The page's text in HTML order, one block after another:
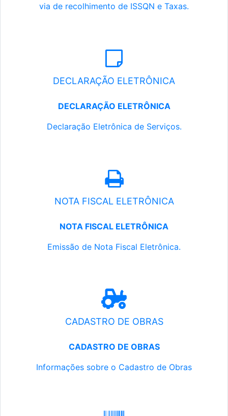
via de recolhimento de ISSQN e Taxas.
DECLARAÇÃO ELETRÔNICA
DECLARAÇÃO ELETRÔNICA
Declaração Eletrônica de Serviços.
NOTA FISCAL ELETRÔNICA
NOTA FISCAL ELETRÔNICA
Emissão de Nota Fiscal Eletrônica.
CADASTRO DE OBRAS
CADASTRO DE OBRAS
Informações sobre o Cadastro de Obras